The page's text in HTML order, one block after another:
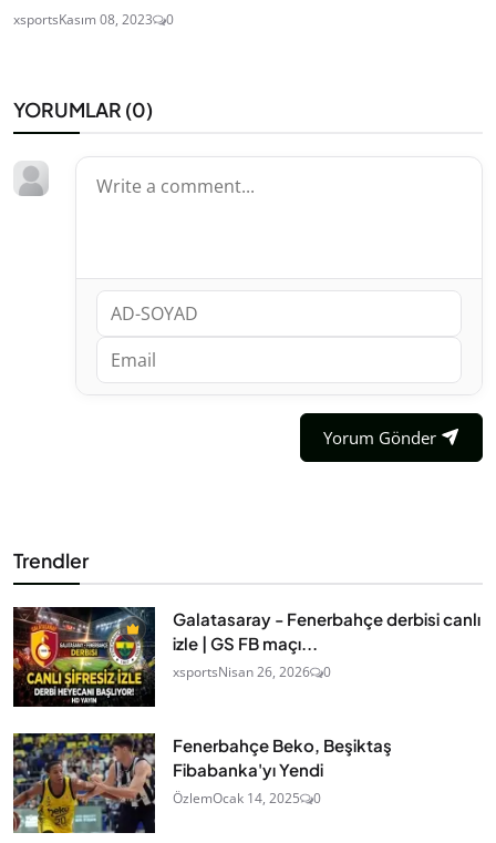
xsportsKasım 08, 2023 0
YORUMLAR (0)
Yorum Gönder
Trendler
Galatasaray - Fenerbahçe derbisi canlı
izle | GS FB maçı...
xsportsNisan 26, 2026 0
Fenerbahçe Beko, Beşiktaş
Fibabanka'yı Yendi
ÖzlemOcak 14, 2025 0